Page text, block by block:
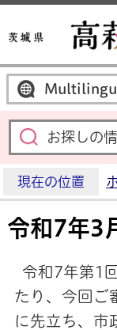
現在の位置
令和7年3
令和7年第1
たり、今回ご
に先立ち、市